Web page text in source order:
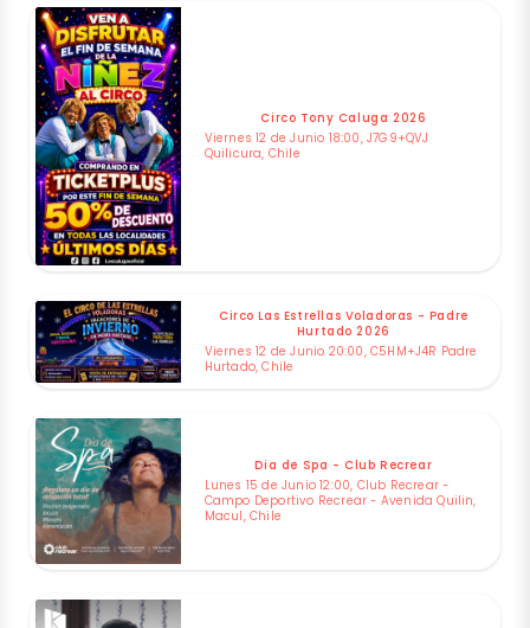
Circo Tony Caluga 2026
Viernes 12 de Junio 18:00, J7G9+QVJ
Quilicura, Chile
Circo Las Estrellas Voladoras - Padre
Hurtado 2026
Viernes 12 de Junio 20:00, C5HM+J4R Padre
Hurtado, Chile
Dia de Spa - Club Recrear
Lunes 15 de Junio 12:00, Club Recrear -
Campo Deportivo Recrear - Avenida Quilin,
Macul, Chile